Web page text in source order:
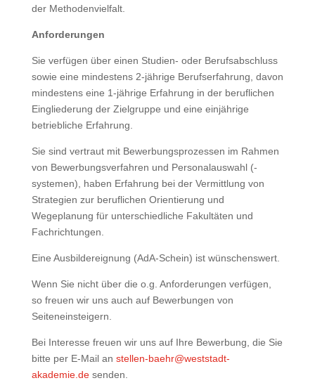
der Methodenvielfalt.
Anforderungen
Sie verfügen über einen Studien- oder Berufsabschluss
sowie eine mindestens 2-jährige Berufserfahrung, davon
mindestens eine 1-jährige Erfahrung in der beruflichen
Eingliederung der Zielgruppe und eine einjährige
betriebliche Erfahrung.
Sie sind vertraut mit Bewerbungsprozessen im Rahmen
von Bewerbungsverfahren und Personalauswahl (-
systemen), haben Erfahrung bei der Vermittlung von
Strategien zur beruflichen Orientierung und
Wegeplanung für unterschiedliche Fakultäten und
Fachrichtungen.
Eine Ausbildereignung (AdA-Schein) ist wünschenswert.
Wenn Sie nicht über die o.g. Anforderungen verfügen,
so freuen wir uns auch auf Bewerbungen von
Seiteneinsteigern.
Bei Interesse freuen wir uns auf Ihre Bewerbung, die Sie
bitte per E-Mail an stellen-baehr@weststadt-
akademie.desenden.